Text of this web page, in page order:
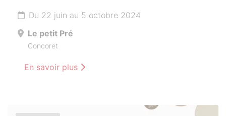
Du 22 juin au 5 octobre 2024
Le petit Pré
Concoret
En savoir plus